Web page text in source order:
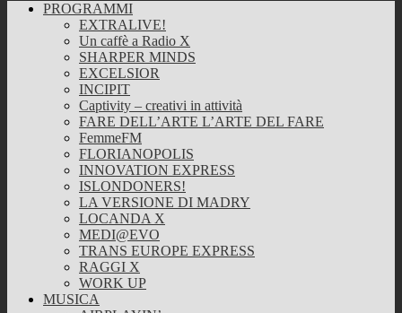
PROGRAMMI
EXTRALIVE!
Un caffè a Radio X
SHARPER MINDS
EXCELSIOR
INCIPIT
Captivity – creativi in attività
FARE DELL’ARTE L’ARTE DEL FARE
FemmeFM
FLORIANOPOLIS
INNOVATION EXPRESS
ISLONDONERS!
LA VERSIONE DI MADRY
LOCANDA X
MEDI@EVO
TRANS EUROPE EXPRESS
RAGGI X
WORK UP
MUSICA